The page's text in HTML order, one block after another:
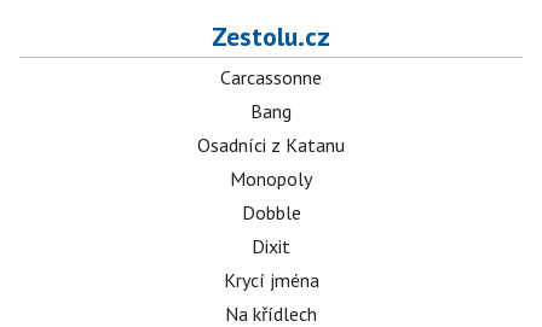
Zestolu.cz
Carcassonne
Bang
Osadníci z Katanu
Monopoly
Dobble
Dixit
Krycí jména
Na křídlech